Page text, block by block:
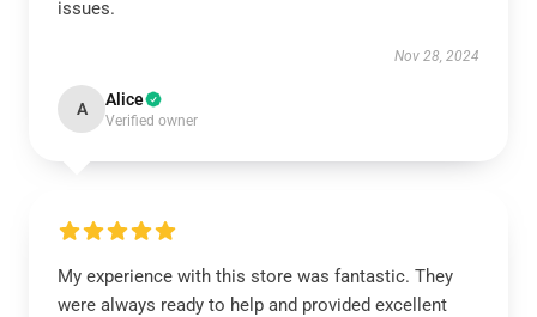
issues.
Nov 28, 2024
A Alice
Verified owner
My experience with this store was fantastic. They
were always ready to help and provided excellent